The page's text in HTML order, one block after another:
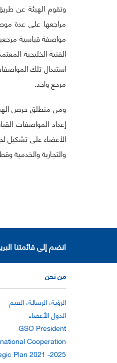
وتقوم الهيئة عن طريق
مراجعها على عدة
مواصفة قياسية
الفنية الخليجية
استبدال تلك
مرجع واحد.
ومن منطلق حرص
إعداد المواصفات
الأعضاء على تشكيل
والتجارية والخدمية
انضم إلى قائمتنا
من نحن
الرؤية، الرسالة، القيم
الدول الأعضاء
GSO President
Cooperation
Plan 2021 -2025